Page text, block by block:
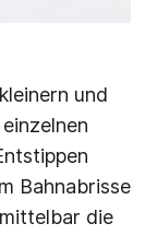
und
Bahnabrisse
die